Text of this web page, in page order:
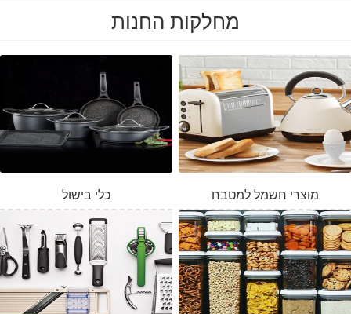
מחלקות החנות
כלי בישול מוצרי חשמל למטבח